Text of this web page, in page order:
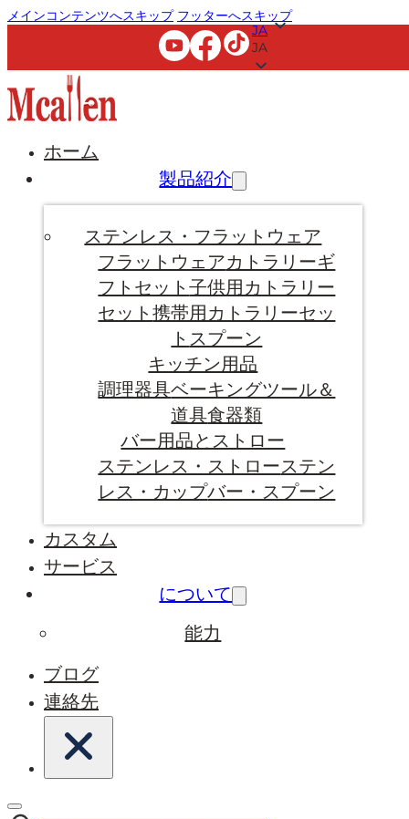
メインコンテンツへスキップ フッターへスキップ
JA
JA
ホーム
製品紹介
ステンレス・フラットウェア
フラットウェアカトラリーギ
フトセット子供用カトラリー
セット携帯用カトラリーセッ
ト スプーン
キッチン用品
調理器具ベーキングツール＆
道具食器類
バー用品とストロー
ステンレス・ストローステン
レス・カップバー・スプーン
カスタム
サービス
について
能力
ブログ
連絡先